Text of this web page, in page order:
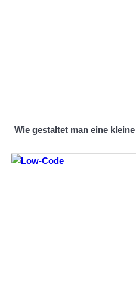
Wie gestaltet man eine